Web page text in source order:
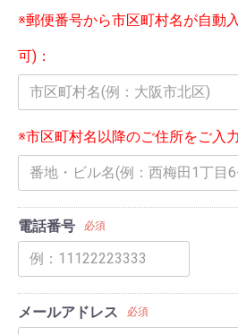
※郵便番号から市区町村名が自動
可)：
※市区町村名以降のご住所をご入
電話番号 必須
メールアドレス 必須